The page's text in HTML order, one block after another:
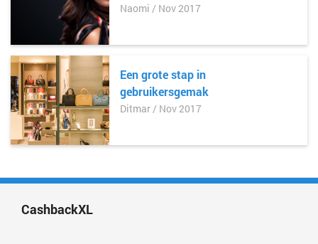
Naomi / Nov 2017
Een grote stap in
gebruikersgemak
Ditmar / Nov 2017
CashbackXL